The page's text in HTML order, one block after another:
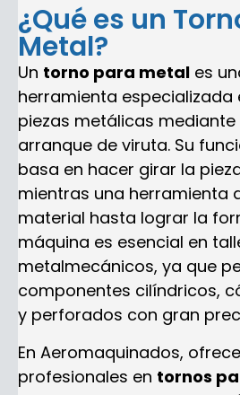
¿Qué es un
Metal?
Un torno para metal es
herramienta especializada
piezas metálicas
arranque de viruta. Su
basa en hacer girar la
mientras una herramienta
material hasta lograr la
máquina es esencial en
metalmecánicos, ya que
componentes cilíndricos,
y perforados con gran
En Aeromaquinados,
profesionales en tornos